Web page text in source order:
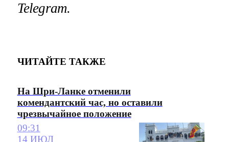
Telegram.
ЧИТАЙТЕ ТАКЖЕ
На Шри-Ланке отменили
комендантский час, но оставили
чрезвычайное положение
09:31
14 ИЮЛ